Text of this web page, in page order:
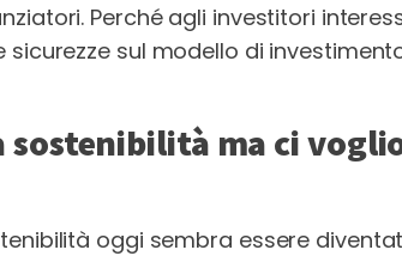
Perché agli investitori
sul modello di
sostenibilità ma ci
oggi sembra essere